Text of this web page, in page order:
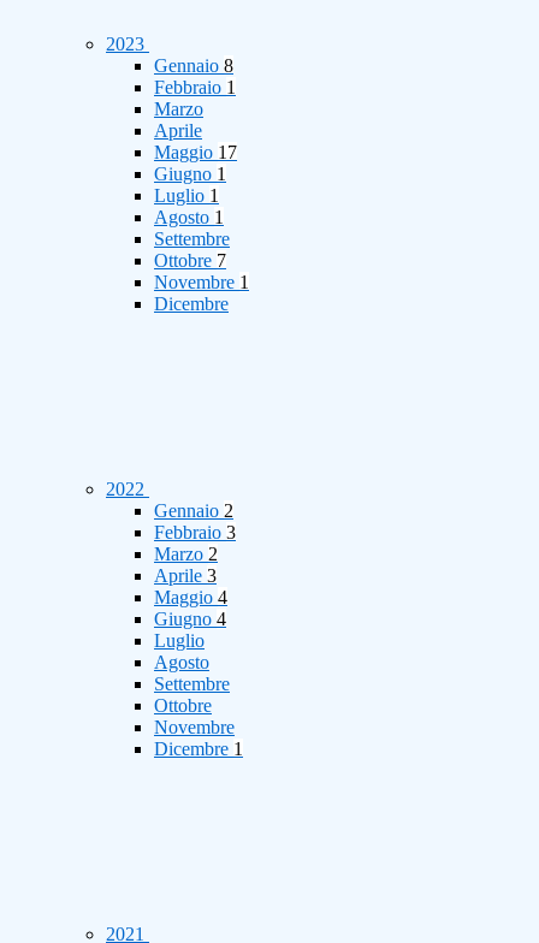
2023
Gennaio 8
Febbraio 1
Marzo
Aprile
Maggio 17
Giugno 1
Luglio 1
Agosto 1
Settembre
Ottobre 7
Novembre 1
Dicembre
2022
Gennaio 2
Febbraio 3
Marzo 2
Aprile 3
Maggio 4
Giugno 4
Luglio
Agosto
Settembre
Ottobre
Novembre
Dicembre 1
2021